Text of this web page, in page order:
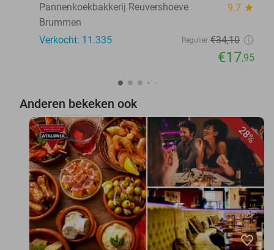
Pannenkoekbakkerij Reuvershoeve
9.7 star
Brummen
Verkocht: 11.335
Regulier €34,10
€17,95
Anderen bekeken ook
28%
favorite_border